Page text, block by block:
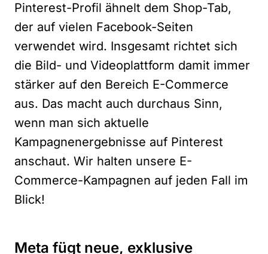
Pinterest-Profil ähnelt dem Shop-Tab,
der auf vielen Facebook-Seiten
verwendet wird. Insgesamt richtet sich
die Bild- und Videoplattform damit immer
stärker auf den Bereich E-Commerce
aus. Das macht auch durchaus Sinn,
wenn man sich aktuelle
Kampagnenergebnisse auf Pinterest
anschaut. Wir halten unsere E-
Commerce-Kampagnen auf jeden Fall im
Blick!
Meta fügt neue, exklusive